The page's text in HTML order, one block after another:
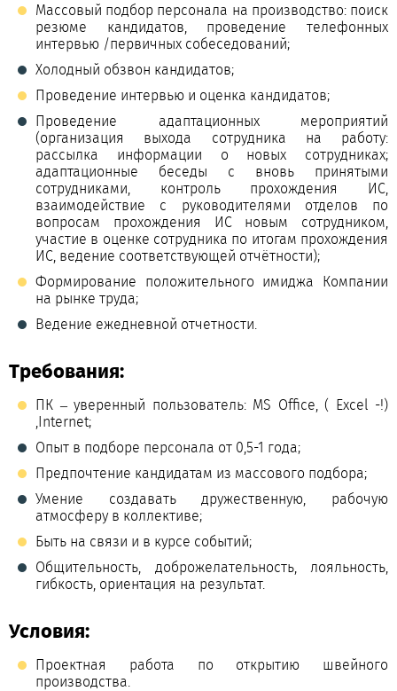
Массовый подбор персонала на производство: поиск
резюме кандидатов, проведение телефонных
интервью /первичных собеседований;
Холодный обзвон кандидатов;
Проведение интервью и оценка кандидатов;
Проведение адаптационных мероприятий
(организация выхода сотрудника на работу:
рассылка информации о новых сотрудниках;
адаптационные беседы с вновь принятыми
сотрудниками, контроль прохождения ИС,
взаимодействие с руководителями отделов по
вопросам прохождения ИС новым сотрудником,
участие в оценке сотрудника по итогам прохождения
ИС, ведение соответствующей отчётности);
Формирование положительного имиджа Компании
на рынке труда;
Ведение ежедневной отчетности.
Требования:
ПК – уверенный пользователь: MS Office, ( Excel -!)
,Internet;
Опыт в подборе персонала от 0,5-1 года;
Предпочтение кандидатам из массового подбора;
Умение создавать дружественную, рабочую
атмосферу в коллективе;
Быть на связи и в курсе событий;
Общительность, доброжелательность, лояльность,
гибкость, ориентация на результат.
Условия:
Проектная работа по открытию швейного
производства.